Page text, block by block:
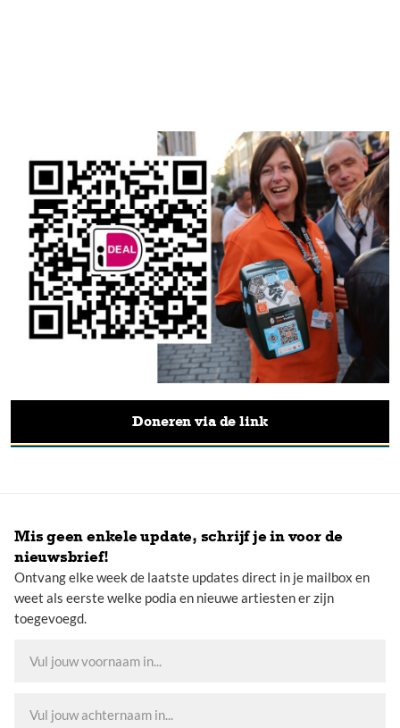
Ook een donatie
doen?
Scan de QR code of gebruik de link
Steun het Breda Jazz Festival 1. Direct en gemakkelijk doneren
via de QR-code of via de onderstaande knop. 2. Scannen met
eigen vertrouwde BankApp, Tikkie of generieke QR-scanner (oa.
iOS camera app). 3. De €3,00 is een giftsuggestie. U kunt het
bedrag eventueel aanpassen. 4. Snel en veilig afronden via
iDEAL.
Doneren via de link
Mis geen enkele update, schrijf je in voor de
nieuwsbrief!
Ontvang elke week de laatste updates direct in je mailbox en
weet als eerste welke podia en nieuwe artiesten er zijn
toegevoegd.